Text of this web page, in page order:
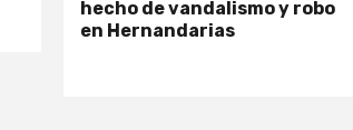
hecho de vandalismo y robo
en Hernandarias